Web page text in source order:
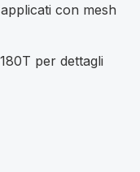
con mesh
per dettagli